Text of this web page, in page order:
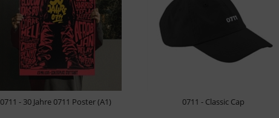
0711 - 30 Jahre 0711 Poster (A1) 0711 - Classic Cap